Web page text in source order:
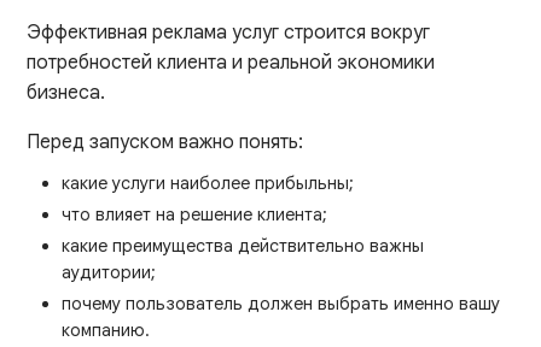
Эффективная реклама услуг строится вокруг
потребностей клиента и реальной экономики
бизнеса.
Перед запуском важно понять:
какие услуги наиболее прибыльны;
что влияет на решение клиента;
какие преимущества действительно важны
аудитории;
почему пользователь должен выбрать именно вашу
компанию.